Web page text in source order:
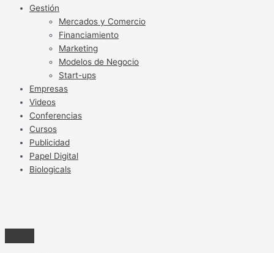
Gestión
Mercados y Comercio
Financiamiento
Marketing
Modelos de Negocio
Start-ups
Empresas
Videos
Conferencias
Cursos
Publicidad
Papel Digital
Biologicals